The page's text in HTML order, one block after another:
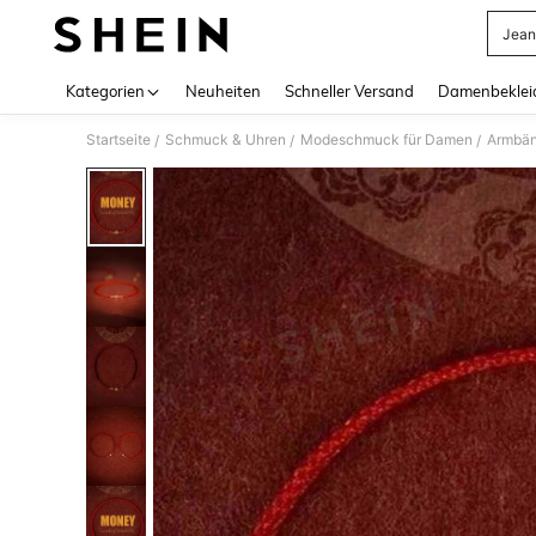
Kategorien Neuheiten Schneller Versand
Startseite / Schmuck & Uhren / Modeschmuck für Damen /